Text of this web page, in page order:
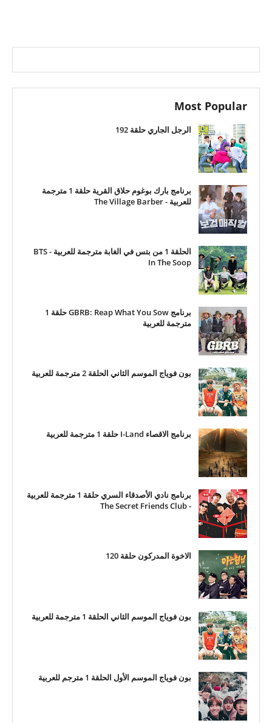
Most Popular
الرجل الجاري حلقة 192
برنامج بارك بوغوم حلاق القرية حلقة 1 مترجمة
للعربية - The Village Barber
الحلقة 1 من بتس في الغابة مترجمة للعربية - BTS
In The Soop
برنامج GBRB: Reap What You Sow حلقة 1
مترجمة للعربية
بون فوياج الموسم الثاني الحلقة 2 مترجمة للعربية
برنامج الاقصاء I-Land حلقة 1 مترجمة للعربية
برنامج نادي الأصدقاء السري حلقة 1 مترجمة للعربية
- The Secret Friends Club
الاخوة المدركون حلقة 120
بون فوياج الموسم الثاني الحلقة 1 مترجمة للعربية
بون فوياج الموسم الأول الحلقة 1 مترجم للعربية